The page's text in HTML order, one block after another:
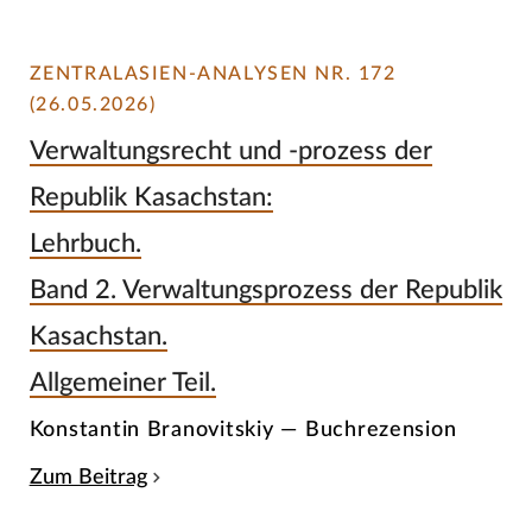
ZENTRALASIEN-ANALYSEN NR. 172
(26.05.2026)
Verwaltungsrecht und -prozess der
Republik Kasachstan:
Lehrbuch.
Band 2. Verwaltungsprozess der Republik
Kasachstan.
Allgemeiner Teil.
Konstantin Branovitskiy — Buchrezension
Zum Beitrag